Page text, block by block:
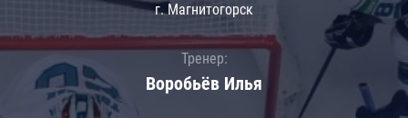
г. Магнитогорск
Тренер:
Воробьёв Илья